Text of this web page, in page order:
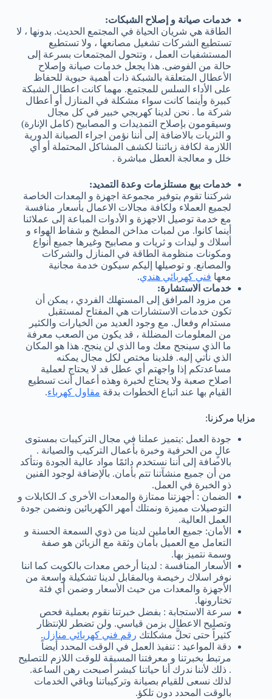
خدمات صيانة و إصلاح الشبكات:
الطاقة هي شريان الحياة في المجتمع الحديث. بدونها ، لا
تستطيع الشركات تشغيل مصانعها ، ولا تستطيع
المستشفيات العمل ، وتتحول المجتمعات بسرعة إلى
حالة من الفوضى. هذا يجعل خدمات صيانة وإصلاح
الأعطال المتعلقة بالشبكة ذات أهمية حيوية للحفاظ
على الأداء السلس للمجتمع. مهما كانت اعطال الشبكة
كبيرة وأينما كانت سواء مشكلة في المنازل أو أعطال
شركة ما . نحن لدينا كهربجي خبير في كل مجال
وسيقومون بإصلاح التمديدات و المصابيح (كامل الإنارة)
و الثريات بالاضافة إلى أننا نؤمن اجراء الصيانة الدورية
اللازمة لكافة زبائننا لكشف المشاكل المحتملة أو أي
خلل و معالجة العطل مباشرة .
خدمات بيع مستلزمات وعدة التمديد:
شركتنا تقوم بتوفير مجموعة اجهزة و المعدات الخاصة
لجميع العملاء ولكافة مجالات الاعمال بأسعار منافسة
مع خدمة توصيل الاجهزة و الأدوات المباعة إلى عملائنا
أينما كانوا. من لمبات مداخن المطبخ و شفاط الهواء و
أسلاك و ليدات و ثريات و مصابيح وغيرها جميع أنواع
ومكونات منظومة الطاقة في المنازل والشركات
والمصانع. و توصيلها إليكم سيكون خدمة مجانية
معها فني كهربائي هندي.
خدمات الاستشارة:
من مزود المرافق إلى المستهلك الفردي ، يمكن أن
تكون خدمات الاستشارات هي المفتاح لمستقبل
مستدام وفعال. مع وجود العديد من الخيارات والكثير
من المعلومات المضللة ، قد يكون من الصعب معرفة
ما الذي سينجح معك وما الذي لن ينجح. هذا هو المكان
الذي نأتي إليه. فلدينا مختص لكل مجال يمكنه
مساعدتكم إذا واجهتم أي عطل قد لا يحتاج لعملية
اصلاح صعبة ولا يحتاج لخبرة وهذه أعمال أنت تسطيع
القيام بها عند اتباع الخطوات بدقة مقاول كهرباء.
مزايا مركزنا:
جودة العمل :يتميز عملنا في مجال التركيبات بمستوى
عالٍ من الحرفية وخبرة بأعمال التركيب والصيانة .
بالاضافة إلى أننا نستخدم دائمًا مواد عالية الجودة ونتأكد
من أن جميع منشآتنا تتم بأمان. بالإضافة لوجود الفنين
ذو الخبرة في العمل.
الضمان : أجهزتنا ممتازة والمعدات الأخرى كـ الكابلات و
التوصيلات مميزة ونمتلك أمهر الكهربائين ونضمن جودة
العمل العالية.
الأمان: جميع العاملين لدينا من ذوي السمعة الحسنة و
التعامل مع العميل بأمان وثقة مع الزبائن هو صفة
وسمة نتميز بها.
الأسعار المنافسة : لدينا أرخص معدات بالكويت كما اننا
نوفر اسلاك رخيصة وبالمقابل لدينا تشكيلة واسعة من
الأجهزة والمعدات من حيث الأسعار وضمن أي فئة
تختارونها.
سرعة الاستجابة : بفضل خبرتنا نقوم بعملية فحص
وتصليح الاعطال بزمن قياسي. ولن تضطر للإنتظار
كثيراً حتى تحلَّ مشكلتك رقم فني كهربائي منازل.
دقة المواعيد : تنفيذ العمل في الوقت المحدد أيضاً
مرتبط بخبرتنا و معرفتنا المسبقة للوقت اللازم للتصليح
. ذلك لأننا ندرك أنا حياتنا كبشر أصبحت رهن الساعة.
لذلك نسعى للقيام بصيانة وتركيباتنا وباقي الخدمات
بالوقت المحدد دون تلكؤ.